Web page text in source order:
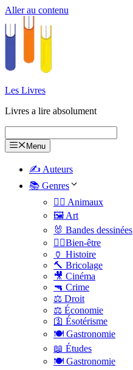
Aller au contenu
Les Livres
Livres a lire absolument
Menu
✍️ Auteurs
📚 Genres
🐕‍🦺 Animaux
🖼️ Art
🐰 Bandes dessinées
🧑‍⚕️Bien-être
🏺 Histoire
🔨 Bricolage
🎥 Cinéma
🔫 Crime
⚖️ Droit
⚖️ Économie
🛐 Ésotérisme
🍽️ Gastronomie
📖 Études
🍽️ Gastronomie